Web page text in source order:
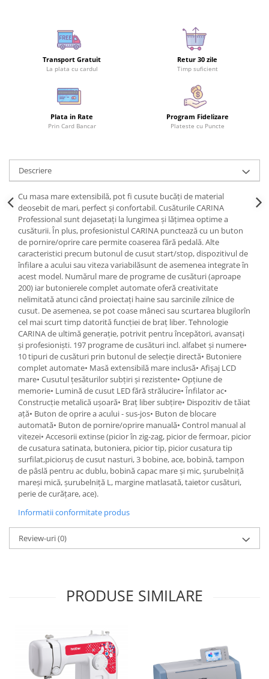
Transport Gratuit
La plata cu cardul
Retur 30 zile
Timp suficient
Plata in Rate
Prin Card Bancar
Program Fidelizare
Plateste cu Puncte
Descriere
Cu masa mare extensibilă, pot fi cusute bucăți de material
deosebit de mari, perfect și confortabil. Cusăturile CARINA
Professional sunt dejasetați la lungimea și lățimea optime a
cusăturii. În plus, profesionistul CARINA punctează cu un buton
de pornire/oprire care permite coaserea fără pedală. Alte
caracteristici precum butonul de cusut start/stop, dispozitivul de
înfilare a acului sau viteza variabilăsunt de asemenea integrate în
acest model. Numărul mare de programe de cusături (aproape
200) iar butonierele complet automate oferă creativitate
nelimitată atunci când proiectați haine sau sarcinile zilnice de
cusut. De asemenea, se pot coase mâneci sau scurtarea blugilorîn
cel mai scurt timp datorită funcției de braț liber. Tehnologie
CARINA de ultimă generație, potrivit pentru începători, avansați
și profesioniști. 197 programe de cusături incl. alfabet și numere•
10 tipuri de cusături prin butonul de selecție directă• Butoniere
complet automate• Masă extensibilă mare inclusă• Afișaj LCD
mare• Cusutul țesăturilor subțiri și rezistente• Opțiune de
memorie• Lumină de cusut LED fără strălucire• Înfilator ac•
Construcție metalică ușoară• Braț liber subțire• Dispozitiv de tăiat
ață• Buton de oprire a acului - sus-jos• Buton de blocare
automată• Buton de pornire/oprire manuală• Control manual al
vitezei• Accesorii extinse (picior în zig-zag, picior de fermoar, picior
de cusatura satinata, butoniera, picior tip, picior cusatura tip
surfilat,picioruş de cusut nasturi, 3 bobine, ace, bobină, tampon
de pâslă pentru ac dublu, bobină capac mare și mic, șurubelniță
mareși mică, șurubelniță L, margine matlasată, taietor cusături,
perie de curățare, ace).
Informatii conformitate produs
Review-uri(0)
PRODUSE SIMILARE